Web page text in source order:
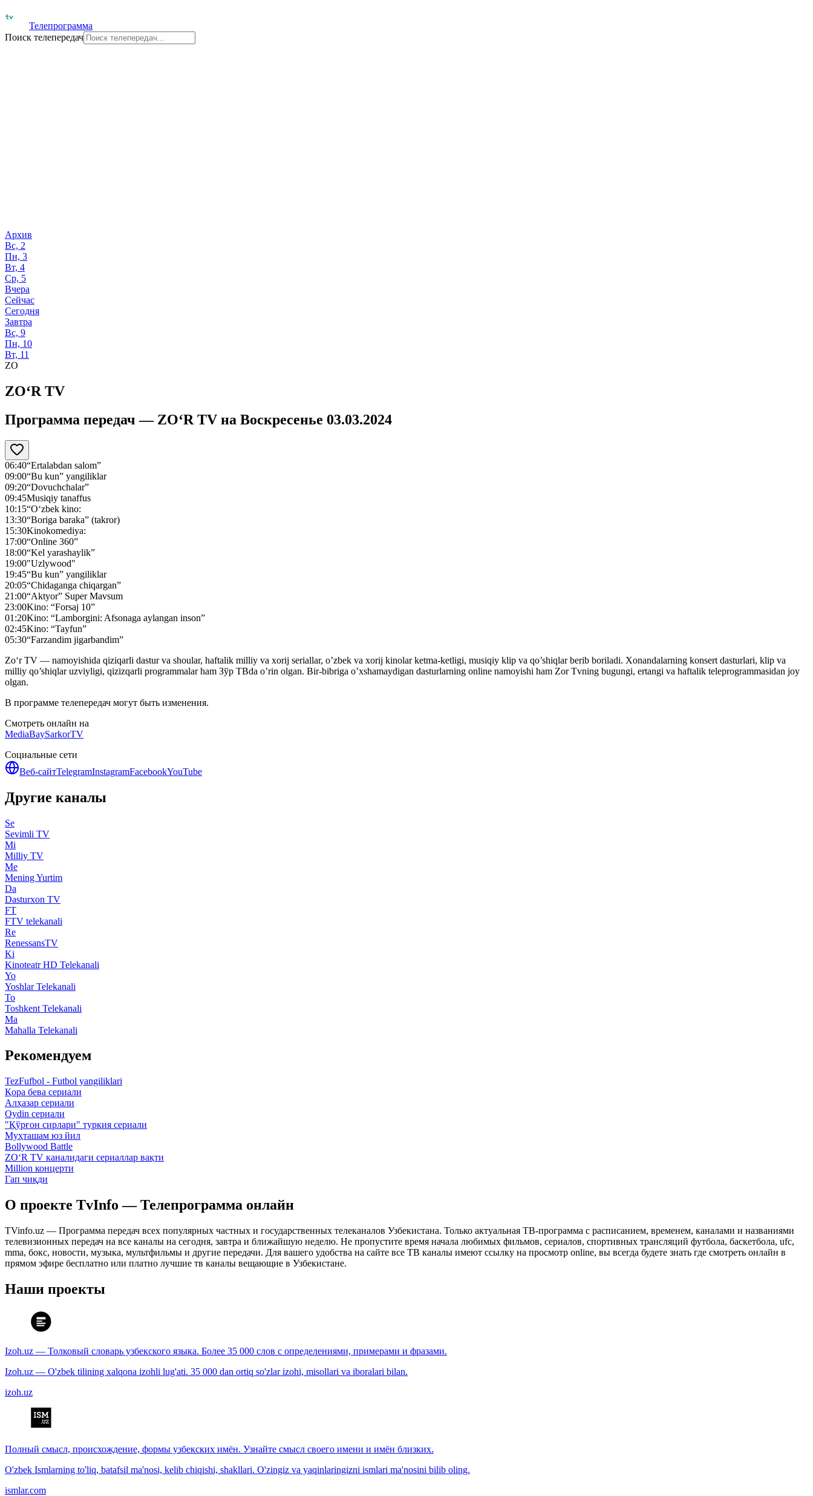
Телепрограмма
Поиск телепередач
Архив
Вс, 2
Пн, 3
Вт, 4
Ср, 5
Вчера
Сейчас
Сегодня
Завтра
Вс, 9
Пн, 10
Вт, 11
ZO
ZO‘R TV
Программа передач — ZO‘R TV на Воскресенье 03.03.2024
06:40“Ertalabdan salom”
09:00“Bu kun” yangiliklar
09:20“Dovuchchalar”
09:45Musiqiy tanaffus
10:15“O‘zbek kino:
13:30“Boriga baraka” (takror)
15:30Kinokomediya:
17:00“Online 360”
18:00“Kel yarashaylik”
19:00"Uzlywood"
19:45“Bu kun” yangiliklar
20:05“Chidaganga chiqargan”
21:00“Aktyor” Super Mavsum
23:00Kino: “Forsaj 10”
01:20Kino: “Lamborgini: Afsonaga aylangan inson”
02:45Kino: “Tayfun”
05:30“Farzandim jigarbandim”
Zo‘r TV — namoyishida qiziqarli dastur va shoular, haftalik milliy va xorij seriallar, o’zbek va xorij kinolar ketma-ketligi, musiqiy klip va qo’shiqlar berib boriladi. Xonandalarning konsert dasturlari, klip va
milliy qo’shiqlar uzviyligi, qizizqarli programmalar ham Зўр ТВda o’rin olgan. Bir-bibriga o’xshamaydigan dasturlarning online namoyishi ham Zor Tvning bugungi, ertangi va haftalik teleprogrammasidan joy
olgan.
В программе телепередач могут быть изменения.
Смотреть онлайн на
MediaBaySarkorTV
Социальные сети
Веб-сайтTelegramInstagramFacebookYouTube
Другие каналы
Se
Sevimli TV
Mi
Milliy TV
Me
Mening Yurtim
Da
Dasturxon TV
FT
FTV telekanali
Re
RenessansTV
Ki
Kinoteatr HD Telekanali
Yo
Yoshlar Telekanali
To
Toshkent Telekanali
Ma
Mahalla Telekanali
Рекомендуем
TezFufbol - Futbol yangiliklari
Қора бева сериали
Алҳазар сериали
Oydin сериали
"Қўрғон сирлари" туркия сериали
Муҳташам юз йил
Bollywood Battle
ZO‘R TV каналидаги сериаллар вақти
Million концерти
Гап чиқди
О проекте TvInfo — Телепрограмма онлайн
TVinfo.uz — Программа передач всех популярных частных и государственных телеканалов Узбекистана. Только актуальная ТВ-программа с расписанием, временем, каналами и названиями
телевизионных передач на все каналы на сегодня, завтра и ближайшую неделю. Не пропустите время начала любимых фильмов, сериалов, спортивных трансляций футбола, баскетбола, ufc,
mma, бокс, новости, музыка, мультфильмы и другие передачи. Для вашего удобства на сайте все ТВ каналы имеют ссылку на просмотр online, вы всегда будете знать где смотреть онлайн в
прямом эфире бесплатно или платно лучшие тв каналы вещающие в Узбекистане.
Наши проекты
Izoh.uz — Толковый словарь узбекского языка. Более 35 000 слов с определениями, примерами и фразами.
Izoh.uz — O'zbek tilining xalqona izohli lug'ati. 35 000 dan ortiq so'zlar izohi, misollari va iboralari bilan.
izoh.uz
Полный смысл, происхождение, формы узбекских имён. Узнайте смысл своего имени и имён близких.
O'zbek Ismlarning to'liq, batafsil ma'nosi, kelib chiqishi, shakllari. O'zingiz va yaqinlaringizni ismlari ma'nosini bilib oling.
ismlar.com